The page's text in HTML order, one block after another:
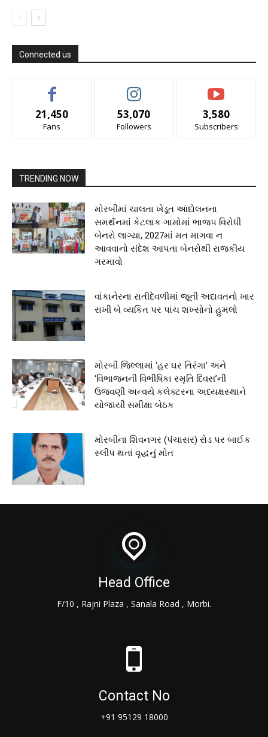
Connected us
21,450
Fans
53,070
Followers
3,580
Subscribers
TRENDING NOW
મોરબીમાં ચાલતા ખેડૂત આંદોલનના
સમર્થનમાં કેટલાક ગામોમાં ભાજપ વિરોધી
બેનરો લાગ્યા, 2027માં મત માગવા ન
આવવાનો સંદેશ આપતા બેનરોથી રાજકીય
ગરમાવો
વાંકાનેરના રાતીદેવળીમાં જૂની અદાવતનો ખાર
રાખી બે વ્યકિત પર પાંચ શખ્સોનો હુમલો
મોરબી જિલ્લામાં ‘હર ઘર તિરંગા’ અને
‘વિભાજનની વિભીષિકા સ્મૃતિ દિવસ’ની
ઉજવણી અન્વયે કલેક્ટરના અધ્યક્ષસ્થાને
યોજાયી સમીક્ષા બેઠક
મોરબીના શિવનગર (પંચાસર) રોડ પર બાઈક
સ્લીપ થતાં વૃદ્ધનું મોત
Head Office
F/10 , Rajni Plaza , Sanala Road , Morbi.
Contact No
+91 95129 18000